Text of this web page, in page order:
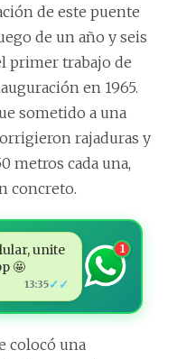
de este puente
de un año y seis
primer trabajo de
en 1965.
sometido a una
rajaduras y
metros cada una,
concreto.
unite
🤩
13:35✓✓
1
colocó una